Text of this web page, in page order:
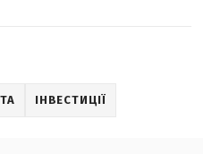
ІНВЕСТИЦІЇ